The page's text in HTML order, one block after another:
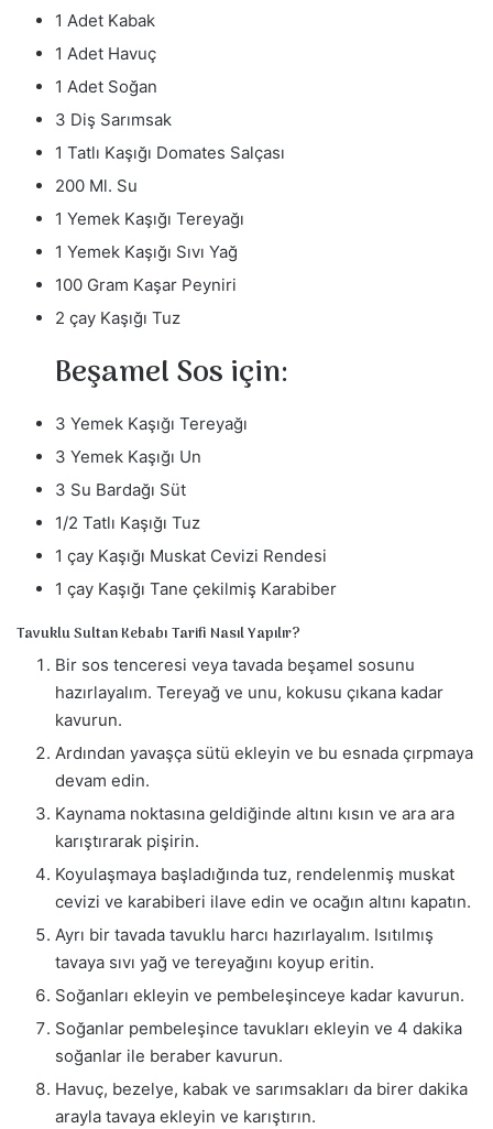
1 Adet Kabak
1 Adet Havuç
1 Adet Soğan
3 Diş Sarımsak
1 Tatlı Kaşığı Domates Salçası
200 Ml. Su
1 Yemek Kaşığı Tereyağı
1 Yemek Kaşığı Sıvı Yağ
100 Gram Kaşar Peyniri
2 çay Kaşığı Tuz
Beşamel Sos için:
3 Yemek Kaşığı Tereyağı
3 Yemek Kaşığı Un
3 Su Bardağı Süt
1/2 Tatlı Kaşığı Tuz
1 çay Kaşığı Muskat Cevizi Rendesi
1 çay Kaşığı Tane çekilmiş Karabiber
Tavuklu Sultan Kebabı Tarifi Nasıl Yapılır?
Bir sos tenceresi veya tavada beşamel sosunu
hazırlayalım. Tereyağ ve unu, kokusu çıkana kadar
kavurun.
Ardından yavaşça sütü ekleyin ve bu esnada çırpmaya
devam edin.
Kaynama noktasına geldiğinde altını kısın ve ara ara
karıştırarak pişirin.
Koyulaşmaya başladığında tuz, rendelenmiş muskat
cevizi ve karabiberi ilave edin ve ocağın altını kapatın.
Ayrı bir tavada tavuklu harcı hazırlayalım. Isıtılmış
tavaya sıvı yağ ve tereyağını koyup eritin.
Soğanları ekleyin ve pembeleşinceye kadar kavurun.
Soğanlar pembeleşince tavukları ekleyin ve 4 dakika
soğanlar ile beraber kavurun.
Havuç, bezelye, kabak ve sarımsakları da birer dakika
arayla tavaya ekleyin ve karıştırın.